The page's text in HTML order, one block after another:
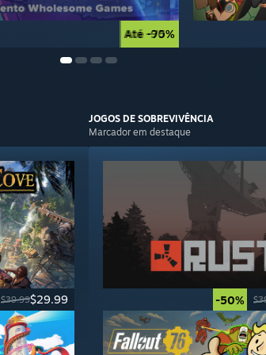
Até -75%
Até -90%
$39.99$29.99
JOGOS DE SOBREVIVÊNCIA
Marcador em destaque
-50%